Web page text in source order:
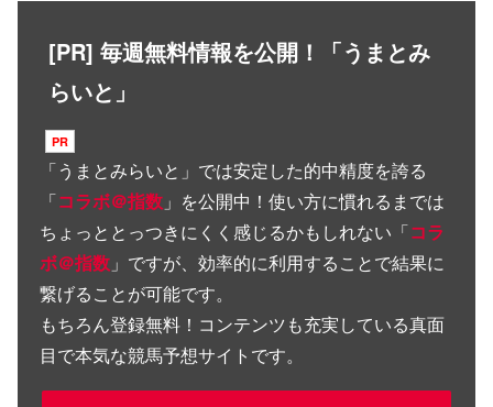
[PR] 毎週無料情報を公開！「うまとみ
らいと」
「うまとみらいと 」では安定した的中精度を誇る
「コラボ＠指数 」を公開中！使い方に慣れるまでは
ちょっととっつきにくく感じるかもしれない「コラ
ボ＠指数 」ですが、効率的に利用することで結果に
繋げることが可能です。
もちろん登録無料！コンテンツも充実している真面
目で本気な競馬予想サイトです。